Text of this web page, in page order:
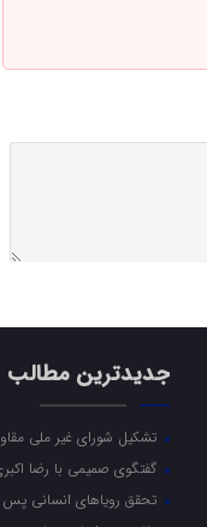
جدیدترین مطالب
تشکیل شورای غیر ملی
گفتگوی صمیمی با رضا
تحقق رویاهای انسانی پس